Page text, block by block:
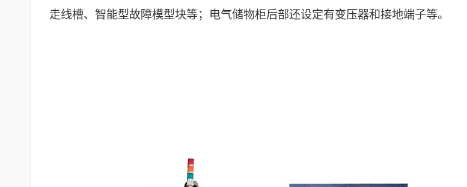
走线槽、智能型故障模型块等；电气储物柜后部还设定有变压器和接地端子等。